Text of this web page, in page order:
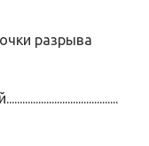
разрыва